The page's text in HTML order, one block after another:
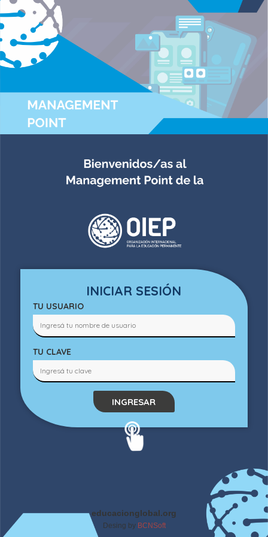
INICIAR SESIÓN
TU USUARIO
TU CLAVE
INGRESAR
educacionglobal.org
Desing by BCNSoft